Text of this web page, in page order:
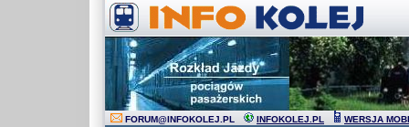
FORUM@INFOKOLEJ.PL INFOKOLEJ.PL WERSJA